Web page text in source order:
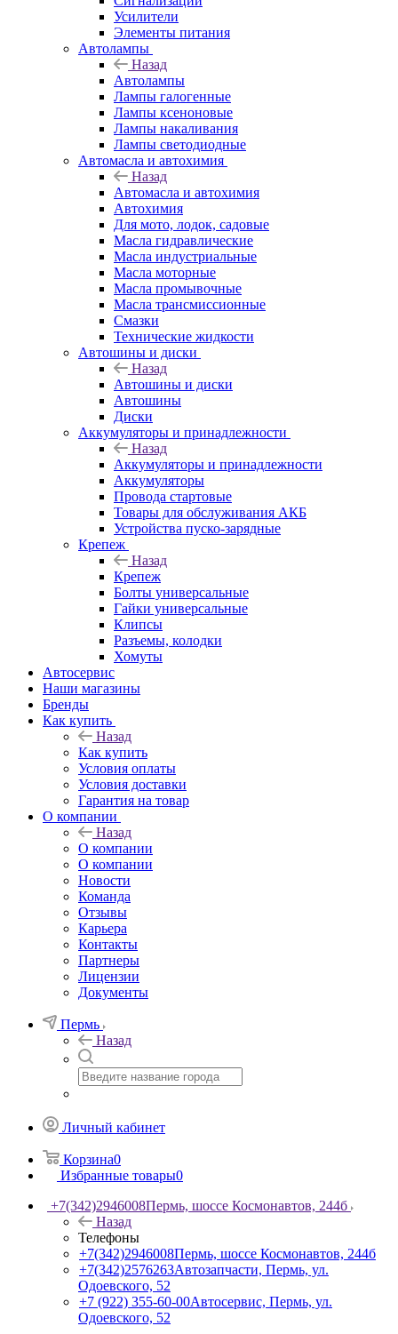
Усилители
Элементы питания
Автолампы
Назад
Автолампы
Лампы галогенные
Лампы ксеноновые
Лампы накаливания
Лампы светодиодные
Автомасла и автохимия
Назад
Автомасла и автохимия
Автохимия
Для мото, лодок, садовые
Масла гидравлические
Масла индустриальные
Масла моторные
Масла промывочные
Масла трансмиссионные
Смазки
Технические жидкости
Автошины и диски
Назад
Автошины и диски
Автошины
Диски
Аккумуляторы и принадлежности
Назад
Аккумуляторы и принадлежности
Аккумуляторы
Провода стартовые
Товары для обслуживания АКБ
Устройства пуско-зарядные
Крепеж
Назад
Крепеж
Болты универсальные
Гайки универсальные
Клипсы
Разъемы, колодки
Хомуты
Автосервис
Наши магазины
Бренды
Как купить
Назад
Как купить
Условия оплаты
Условия доставки
Гарантия на товар
О компании
Назад
О компании
О компании
Новости
Команда
Отзывы
Карьера
Контакты
Партнеры
Лицензии
Документы
Пермь
Назад
Личный кабинет
Корзина0
Избранные товары0
+7(342)2946008Пермь, шоссе Космонавтов, 244б
Назад
Телефоны
+7(342)2946008Пермь, шоссе Космонавтов, 244б
+7(342)2576263Автозапчасти, Пермь, ул.
Одоевского, 52
+7 (922) 355-60-00Автосервис, Пермь, ул.
Одоевского, 52